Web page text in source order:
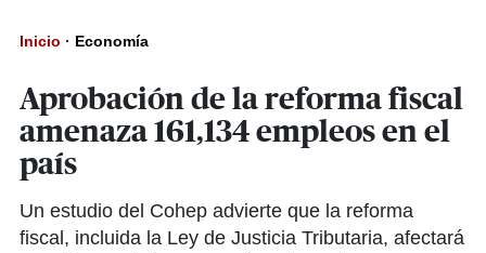
Inicio · Economía
Aprobación de la reforma fiscal
amenaza 161,134 empleos en el
país
Un estudio del Cohep advierte que la reforma
fiscal, incluida la Ley de Justicia Tributaria, afectará